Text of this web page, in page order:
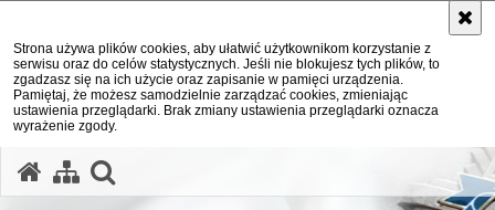
Strona używa plików cookies, aby ułatwić użytkownikom korzystanie z
serwisu oraz do celów statystycznych. Jeśli nie blokujesz tych plików, to
zgadzasz się na ich użycie oraz zapisanie w pamięci urządzenia.
Pamiętaj, że możesz samodzielnie zarządzać cookies, zmieniając
ustawienia przeglądarki. Brak zmiany ustawienia przeglądarki oznacza
wyrażenie zgody.